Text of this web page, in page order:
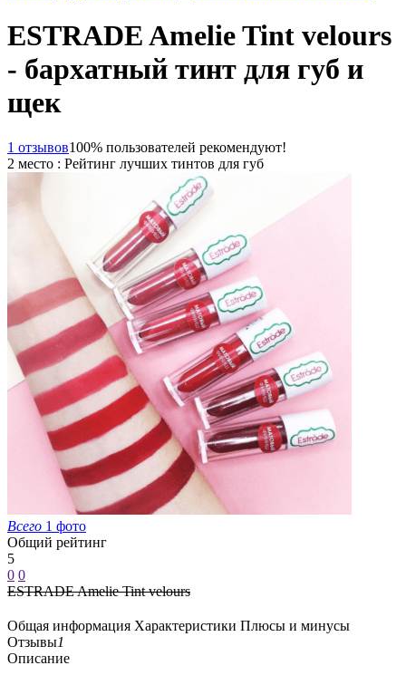
ESTRADE Amelie Tint velours
- бархатный тинт для губ и
щек
1 отзывов100% пользователей рекомендуют!
2 место : Рейтинг лучших тинтов для губ
Всего 1 фото
Общий рейтинг
5
0 0
ESTRADE Amelie Tint velours
Общая информация Характеристики Плюсы и минусы
Отзывы1
Описание